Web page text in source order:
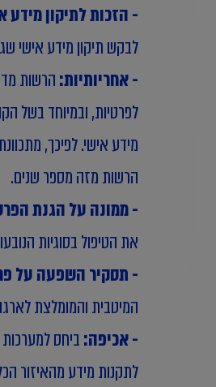
- הזכות לתיקון מידע
לבקש תיקון מידע אישי
- אחריותיות:הרשות
לפרטיות, ובמיוחד בשל
מידע אישי. לפיכך,
הרשות מזה מספר שנים.
- ממונה על הגנת
את הטיפול בסוגיות
- תסקיר השפעה על
המיטבית והמומלצת
- אכיפה:
לתקנות מידע מהאיזור